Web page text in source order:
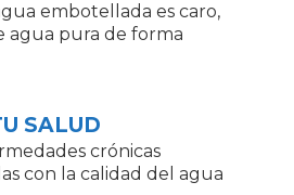
embotellada es caro,
agua pura de forma
SALUD
crónicas
con la calidad del agua